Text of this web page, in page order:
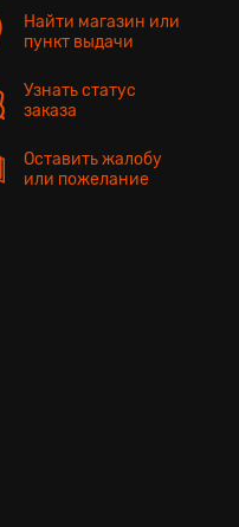
Найти магазин или
пункт выдачи
Узнать статус
заказа
Оставить жалобу
или пожелание